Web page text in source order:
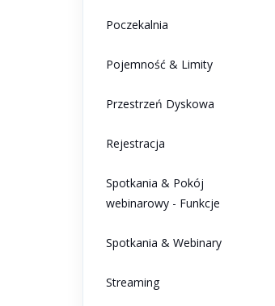
Poczekalnia
Pojemność & Limity
Przestrzeń Dyskowa
Rejestracja
Spotkania & Pokój
webinarowy - Funkcje
Spotkania & Webinary
Streaming